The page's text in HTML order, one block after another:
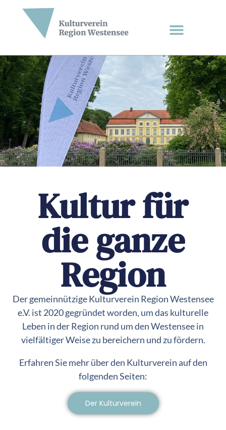
Kultur für
die ganze
Region
Der gemeinnützige Kulturverein Region Westensee
e.V. ist 2020 gegründet worden, um das kulturelle
Leben in der Region rund um den Westensee in
vielfältiger Weise zu bereichern und zu fördern.
Erfahren Sie mehr über den Kulturverein auf den
folgenden Seiten:
Der Kulturverein